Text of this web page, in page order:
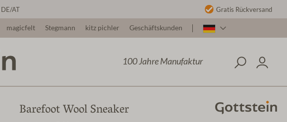
AT Gratis Rückversand
magicfelt Stegmann kitz pichler Geschäftskunden
100 Jahre Manufaktur
Barefoot Wool Sneaker